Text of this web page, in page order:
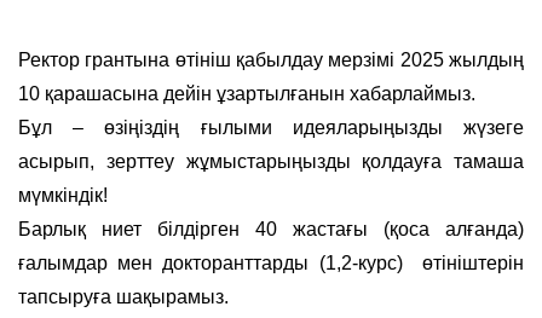
Ректор грантына өтініш қабылдау мерзімі 2025 жылдың
10 қарашасына дейін ұзартылғанын хабарлаймыз.
Бұл – өзіңіздің ғылыми идеяларыңызды жүзеге
асырып, зерттеу жұмыстарыңызды қолдауға тамаша
мүмкіндік!
Барлық ниет білдірген 40 жастағы (қоса алғанда)
ғалымдар мен докторанттарды (1,2-курс) өтініштерін
тапсыруға шақырамыз.